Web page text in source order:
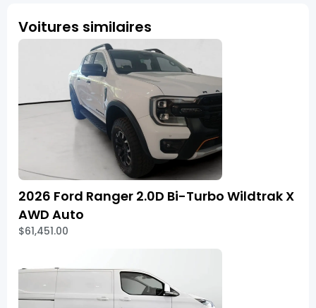
Voitures similaires
2026 Ford Ranger 2.0D Bi-Turbo Wildtrak X
AWD Auto
$61,451.00